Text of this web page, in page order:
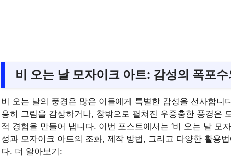
비 오는 날 모자이크 아트: 감성의 폭포
비 오는 날의 풍경은 많은 이들에게 특별한 감성을 선사합니
용히 그림을 감상하거나, 창밖으로 펼쳐진 우중충한 풍경은
적 경험을 만들어 냅니다. 이번 포스트에서는 ‘비 오는 날 모
성과 모자이크 아트의 조화, 제작 방법, 그리고 다양한 활용
다. 더 알아보기: